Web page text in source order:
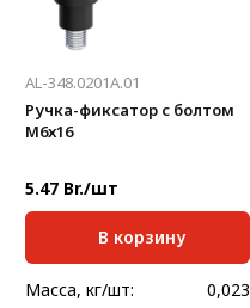
AL-348.0201A.01
Ручка-фиксатор с болтом
М6х16
5.47 Br./шт
В корзину
Масса, кг/шт: 0,023